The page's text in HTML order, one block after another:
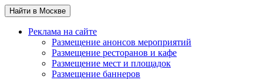
Найти в Москве
Реклама на сайте
Размещение анонсов мероприятий
Размещение ресторанов и кафе
Размещение мест и площадок
Размещение баннеров